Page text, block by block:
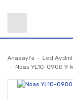
Anasayfa Led
Noas YL10-0900 9